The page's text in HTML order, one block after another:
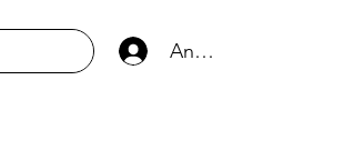
Anmelden